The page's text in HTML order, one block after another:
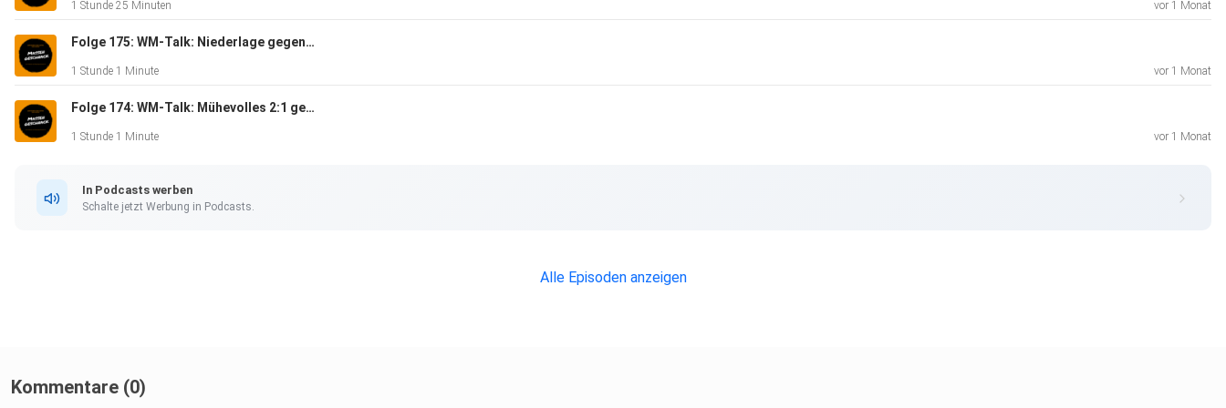
1 Stunde 25 Minuten vor 1 Monat
Folge 175: WM-Talk: Niederlage gegen Ecuador - Massengeschnack
1 Stunde 1 Minute vor 1 Monat
Folge 174: WM-Talk: Mühevolles 2:1 gegen die Elfenbeinküste - Massengeschnack
1 Stunde 1 Minute vor 1 Monat
In Podcasts werben
Schalte jetzt Werbung in Podcasts.
Alle Episoden anzeigen
Kommentare (0)